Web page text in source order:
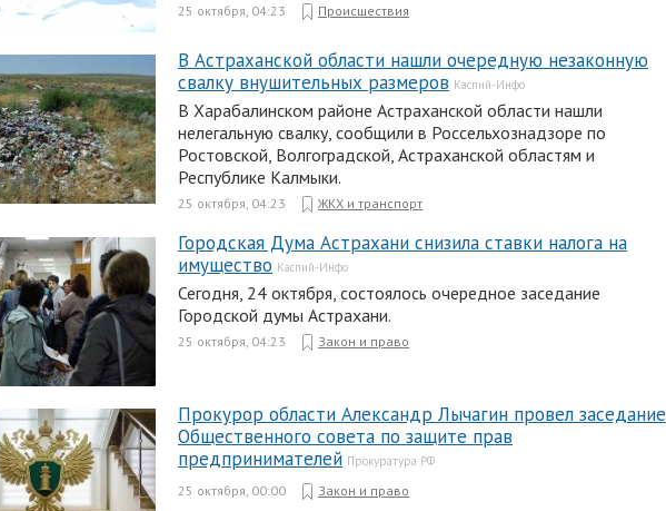
25 октября, 04:23 Происшествия
В Астраханской области нашли очередную незаконную
свалку внушительных размеров Каспий-Инфо
В Харабалинском районе Астраханской области нашли
нелегальную свалку, сообщили в Россельхознадзоре по
Ростовской, Волгоградской, Астраханской областям и
Республике Калмыки.
25 октября, 04:23 ЖКХ и транспорт
Городская Дума Астрахани снизила ставки налога на
имущество Каспий-Инфо
Сегодня, 24 октября, состоялось очередное заседание
Городской думы Астрахани.
25 октября, 04:23 Закон и право
Прокурор области Александр Лычагин провел заседание
Общественного совета по защите прав
предпринимателей Прокуратура РФ
25 октября, 00:00 Закон и право